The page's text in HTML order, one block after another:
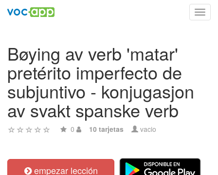
Bøying av verb 'matar'
pretérito imperfecto de
subjuntivo - konjugasjon
av svakt spanske verb
0 10 tarjetas vacio
empezar lección